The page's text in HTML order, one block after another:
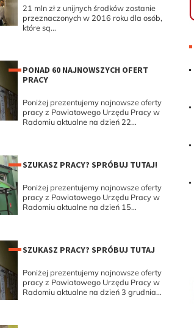
21 mln zł z unijnych środków zostanie
przeznaczonych w 2016 roku dla osób,
które są...
PONAD 60 NAJNOWSZYCH OFERT
PRACY
Poniżej prezentujemy najnowsze oferty
pracy z Powiatowego Urzędu Pracy w
Radomiu aktualne na dzień 22...
SZUKASZ PRACY? SPRÓBUJ TUTAJ!
Poniżej prezentujemy najnowsze oferty
pracy z Powiatowego Urzędu Pracy w
Radomiu aktualne na dzień 15...
SZUKASZ PRACY? SPRÓBUJ TUTAJ
Poniżej prezentujemy najnowsze oferty
pracy z Powiatowego Urzędu Pracy w
Radomiu aktualne na dzień 3 grudnia...